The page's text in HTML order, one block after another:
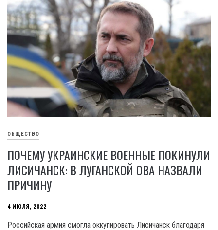
ОБЩЕСТВО
ПОЧЕМУ УКРАИНСКИЕ ВОЕННЫЕ ПОКИНУЛИ
ЛИСИЧАНСК: В ЛУГАНСКОЙ ОВА НАЗВАЛИ
ПРИЧИНУ
4 ИЮЛЯ, 2022
Российская армия смогла оккупировать Лисичанск благодаря